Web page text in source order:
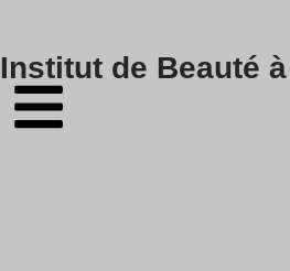
Skip
to
content
Institut de Beauté